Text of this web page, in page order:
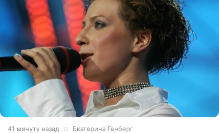
41 минуту назад Екатерина Генберг